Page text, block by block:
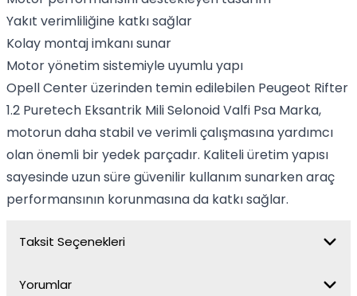
Yakıt verimliliğine katkı sağlar
Kolay montaj imkanı sunar
Motor yönetim sistemiyle uyumlu yapı
Opell Center üzerinden temin edilebilen Peugeot Rifter
1.2 Puretech Eksantrik Mili Selonoid Valfi Psa Marka,
motorun daha stabil ve verimli çalışmasına yardımcı
olan önemli bir yedek parçadır. Kaliteli üretim yapısı
sayesinde uzun süre güvenilir kullanım sunarken araç
performansının korunmasına da katkı sağlar.
Taksit Seçenekleri
Yorumlar